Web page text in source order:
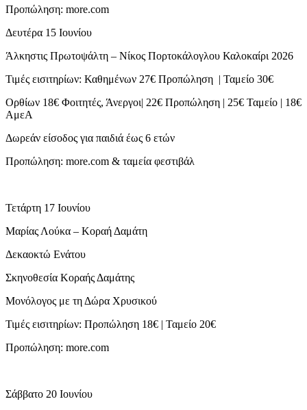
Προπώληση: more.com
Δευτέρα 15 Ιουνίου
Άλκηστις Πρωτοψάλτη – Νίκος Πορτοκάλογλου Καλοκαίρι 2026
Τιμές εισιτηρίων: Καθημένων 27€ Προπώληση | Ταμείο 30€
Ορθίων 18€ Φοιτητές, Άνεργοι| 22€ Προπώληση | 25€ Ταμείο | 18€
ΑμεΑ
Δωρεάν είσοδος για παιδιά έως 6 ετών
Προπώληση: more.com & ταμεία φεστιβάλ
Τετάρτη 17 Ιουνίου
Μαρίας Λούκα – Κοραή Δαμάτη
Δεκαοκτώ Ενάτου
Σκηνοθεσία Κοραής Δαμάτης
Μονόλογος με τη Δώρα Χρυσικού
Τιμές εισιτηρίων: Προπώληση 18€ | Ταμείο 20€
Προπώληση: more.com
Σάββατο 20 Ιουνίου